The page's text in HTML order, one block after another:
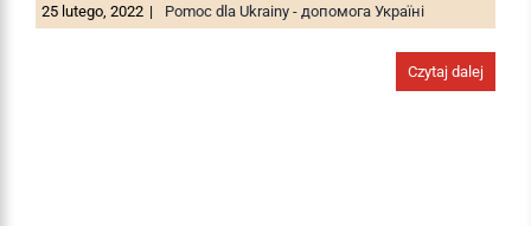
25 lutego, 2022 | Pomoc dla Ukrainy - допомога Україні
Czytaj dalej